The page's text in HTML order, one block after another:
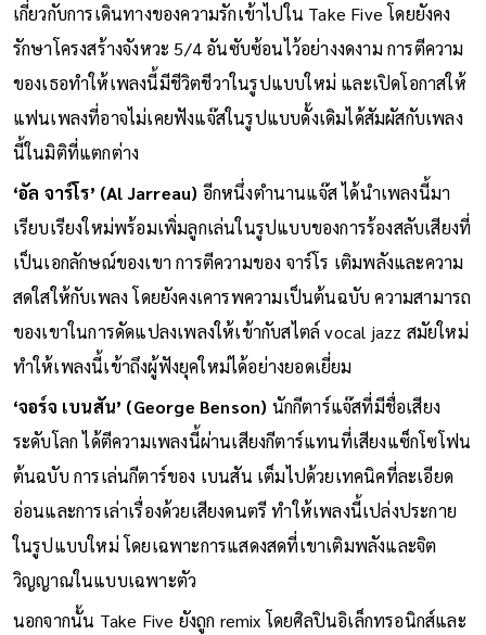
เกี่ยวกับการเดินทางของความรักเข้าไปใน Take Five โดยยังคง
รักษาโครงสร้างจังหวะ 5/4 อันซับซ้อนไว้อย่างงดงาม การตีความ
ของเธอทำให้เพลงนี้มีชีวิตชีวาในรูปแบบใหม่ และเปิดโอกาสให้
แฟนเพลงที่อาจไม่เคยฟังแจ๊สในรูปแบบดั้งเดิมได้สัมผัสกับเพลง
นี้ในมิติที่แตกต่าง
‘อัล จาร์โร’ (Al Jarreau) อีกหนึ่งตำนานแจ๊ส ได้นำเพลงนี้มา
เรียบเรียงใหม่พร้อมเพิ่มลูกเล่นในรูปแบบของการร้องสลับเสียงที่
เป็นเอกลักษณ์ของเขา การตีความของ จาร์โร เติมพลังและความ
สดใสให้กับเพลง โดยยังคงเคารพความเป็นต้นฉบับ ความสามารถ
ของเขาในการดัดแปลงเพลงให้เข้ากับสไตล์ vocal jazz สมัยใหม่
ทำให้เพลงนี้เข้าถึงผู้ฟังยุคใหม่ได้อย่างยอดเยี่ยม
‘จอร์จ เบนสัน’ (George Benson) นักกีตาร์แจ๊สที่มีชื่อเสียง
ระดับโลก ได้ตีความเพลงนี้ผ่านเสียงกีตาร์แทนที่เสียงแซ็กโซโฟน
ต้นฉบับ การเล่นกีตาร์ของ เบนสัน เต็มไปด้วยเทคนิคที่ละเอียด
อ่อนและการเล่าเรื่องด้วยเสียงดนตรี ทำให้เพลงนี้เปล่งประกาย
ในรูปแบบใหม่ โดยเฉพาะการแสดงสดที่เขาเติมพลังและจิต
วิญญาณในแบบเฉพาะตัว
นอกจากนั้น Take Five ยังถูก remix โดยศิลปินอิเล็กทรอนิกส์และ